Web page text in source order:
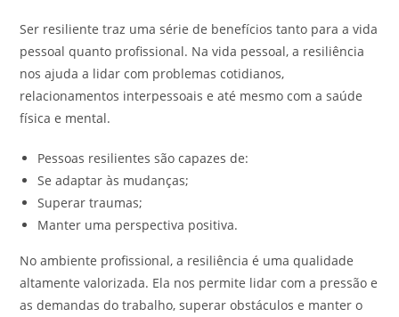
Ser resiliente traz uma série de benefícios tanto para a vida
pessoal quanto profissional. Na vida pessoal, a resiliência
nos ajuda a lidar com problemas cotidianos,
relacionamentos interpessoais e até mesmo com a saúde
física e mental.
Pessoas resilientes são capazes de:
Se adaptar às mudanças;
Superar traumas;
Manter uma perspectiva positiva.
No ambiente profissional, a resiliência é uma qualidade
altamente valorizada. Ela nos permite lidar com a pressão e
as demandas do trabalho, superar obstáculos e manter o